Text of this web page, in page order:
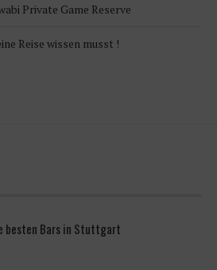
Private Game Reserve
Reise wissen musst !
besten Bars in Stuttgart